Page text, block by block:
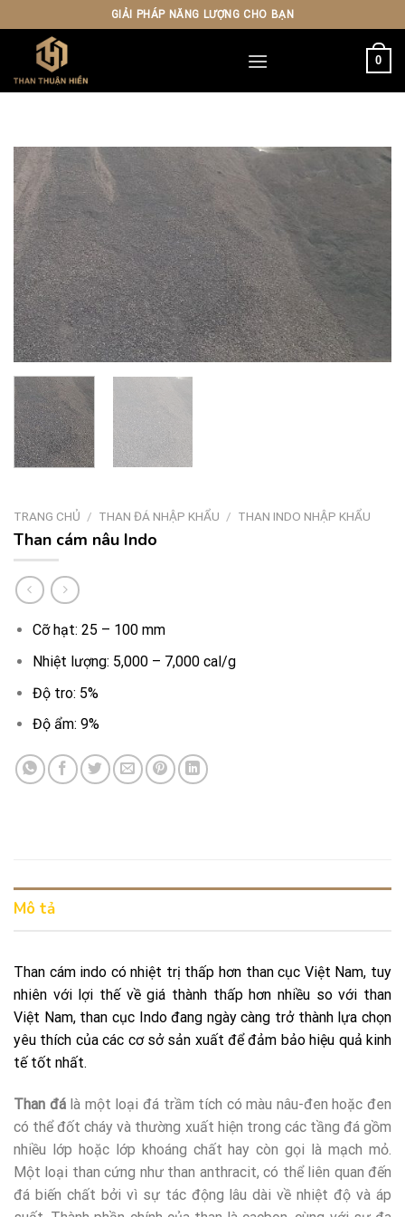
to
content
GIẢI PHÁP NĂNG LƯỢNG CHO BẠN
0
TRANG CHỦ / THAN ĐÁ NHẬP KHẨU / THAN INDO NHẬP KHẨU
Than cám nâu Indo
Cỡ hạt: 25 – 100 mm
Nhiệt lượng: 5,000 – 7,000 cal/g
Độ tro: 5%
Độ ẩm: 9%
Mô tả
Than cám indo có nhiệt trị thấp hơn than cục Việt Nam, tuy
nhiên với lợi thế về giá thành thấp hơn nhiều so với than
Việt Nam, than cục Indo đang ngày càng trở thành lựa chọn
yêu thích của các cơ sở sản xuất để đảm bảo hiệu quả kinh
tế tốt nhất.
Than đálà một loại đá trầm tích có màu nâu-đen hoặc đen
có thể đốt cháy và thường xuất hiện trong các tầng đá gồm
nhiều lớp hoặc lớp khoáng chất hay còn gọi là mạch mỏ.
Một loại than cứng như than anthracit, có thể liên quan đến
đá biến chất bởi vì sự tác động lâu dài về nhiệt độ và áp